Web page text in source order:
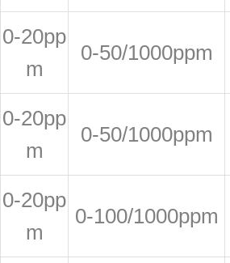
0-20pp
m
0-50/1000ppm
0-20pp
m
0-50/1000ppm
0-20pp
m
0-100/1000ppm